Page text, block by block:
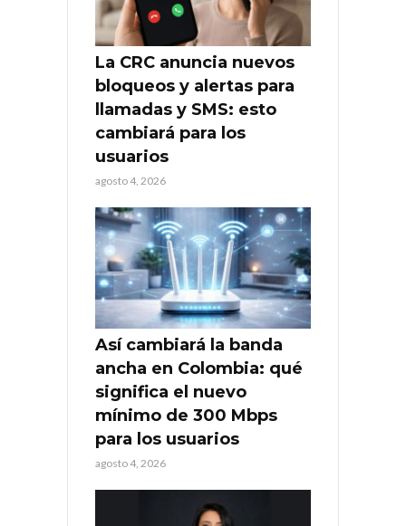
La CRC anuncia nuevos
bloqueos y alertas para
llamadas y SMS: esto
cambiará para los
usuarios
agosto 4, 2026
Así cambiará la banda
ancha en Colombia: qué
significa el nuevo
mínimo de 300 Mbps
para los usuarios
agosto 4, 2026